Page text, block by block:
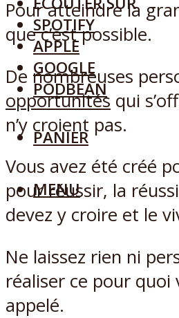
SPOTIFY
APPLE
GOOGLE
PODBEAN
PANIER
MENU
Pour atteindre la
que c’est possible.
De nombreuses
opportunités qui
n’y croient pas.
Vous avez été créé
pour réussir, la
devez y croire et le
Ne laissez rien ni
réaliser ce pour quoi
appelé.